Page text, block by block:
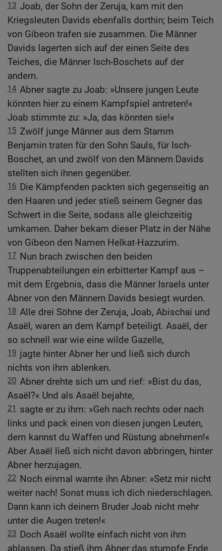
13 Joab, der Sohn der Zeruja, kam mit den
Kriegsleuten Davids ebenfalls dorthin; beim Teich
von Gibeon trafen sie zusammen. Die Männer
Davids lagerten sich auf der einen Seite des
Teiches, die Männer Isch-Boschets auf der
andern.
14 Abner sagte zu Joab: »Unsere jungen Leute
könnten hier zu einem Kampfspiel antreten!«
Joab stimmte zu: »Ja, das könnten sie!«
15 Zwölf junge Männer aus dem Stamm
Benjamin traten für den Sohn Sauls, für Isch-
Boschet, an und zwölf von den Männern Davids
stellten sich ihnen gegenüber.
16 Die Kämpfenden packten sich gegenseitig an
den Haaren und jeder stieß seinem Gegner das
Schwert in die Seite, sodass alle gleichzeitig
umkamen. Daher bekam dieser Platz in der Nähe
von Gibeon den Namen Helkat-Hazzurim.
17 Nun brach zwischen den beiden
Truppenabteilungen ein erbitterter Kampf aus –
mit dem Ergebnis, dass die Männer Israels unter
Abner von den Männern Davids besiegt wurden.
18 Alle drei Söhne der Zeruja, Joab, Abischai und
Asaël, waren an dem Kampf beteiligt. Asaël, der
so schnell war wie eine wilde Gazelle,
19 jagte hinter Abner her und ließ sich durch
nichts von ihm ablenken.
20 Abner drehte sich um und rief: »Bist du das,
Asaël?« Und als Asaël bejahte,
21
sagte er zu ihm: »Geh nach rechts oder nach
links und pack einen von diesen jungen Leuten,
dem kannst du Waffen und Rüstung abnehmen!«
Aber Asaël ließ sich nicht davon abbringen, hinter
Abner herzujagen.
22 Noch einmal warnte ihn Abner: »Setz mir nicht
weiter nach! Sonst muss ich dich niederschlagen.
Dann kann ich deinem Bruder Joab nicht mehr
unter die Augen treten!«
23 Doch Asaël wollte einfach nicht von ihm
ablassen. Da stieß ihm Abner das stumpfe Ende